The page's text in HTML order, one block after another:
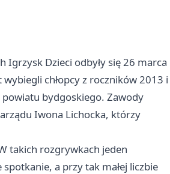
Igrzysk Dzieci odbyły się 26 marca
chłopcy z roczników 2013 i
bydgoskiego. Zawody
Iwona Lichocka, którzy
takich rozgrywkach jeden
a przy tak małej liczbie